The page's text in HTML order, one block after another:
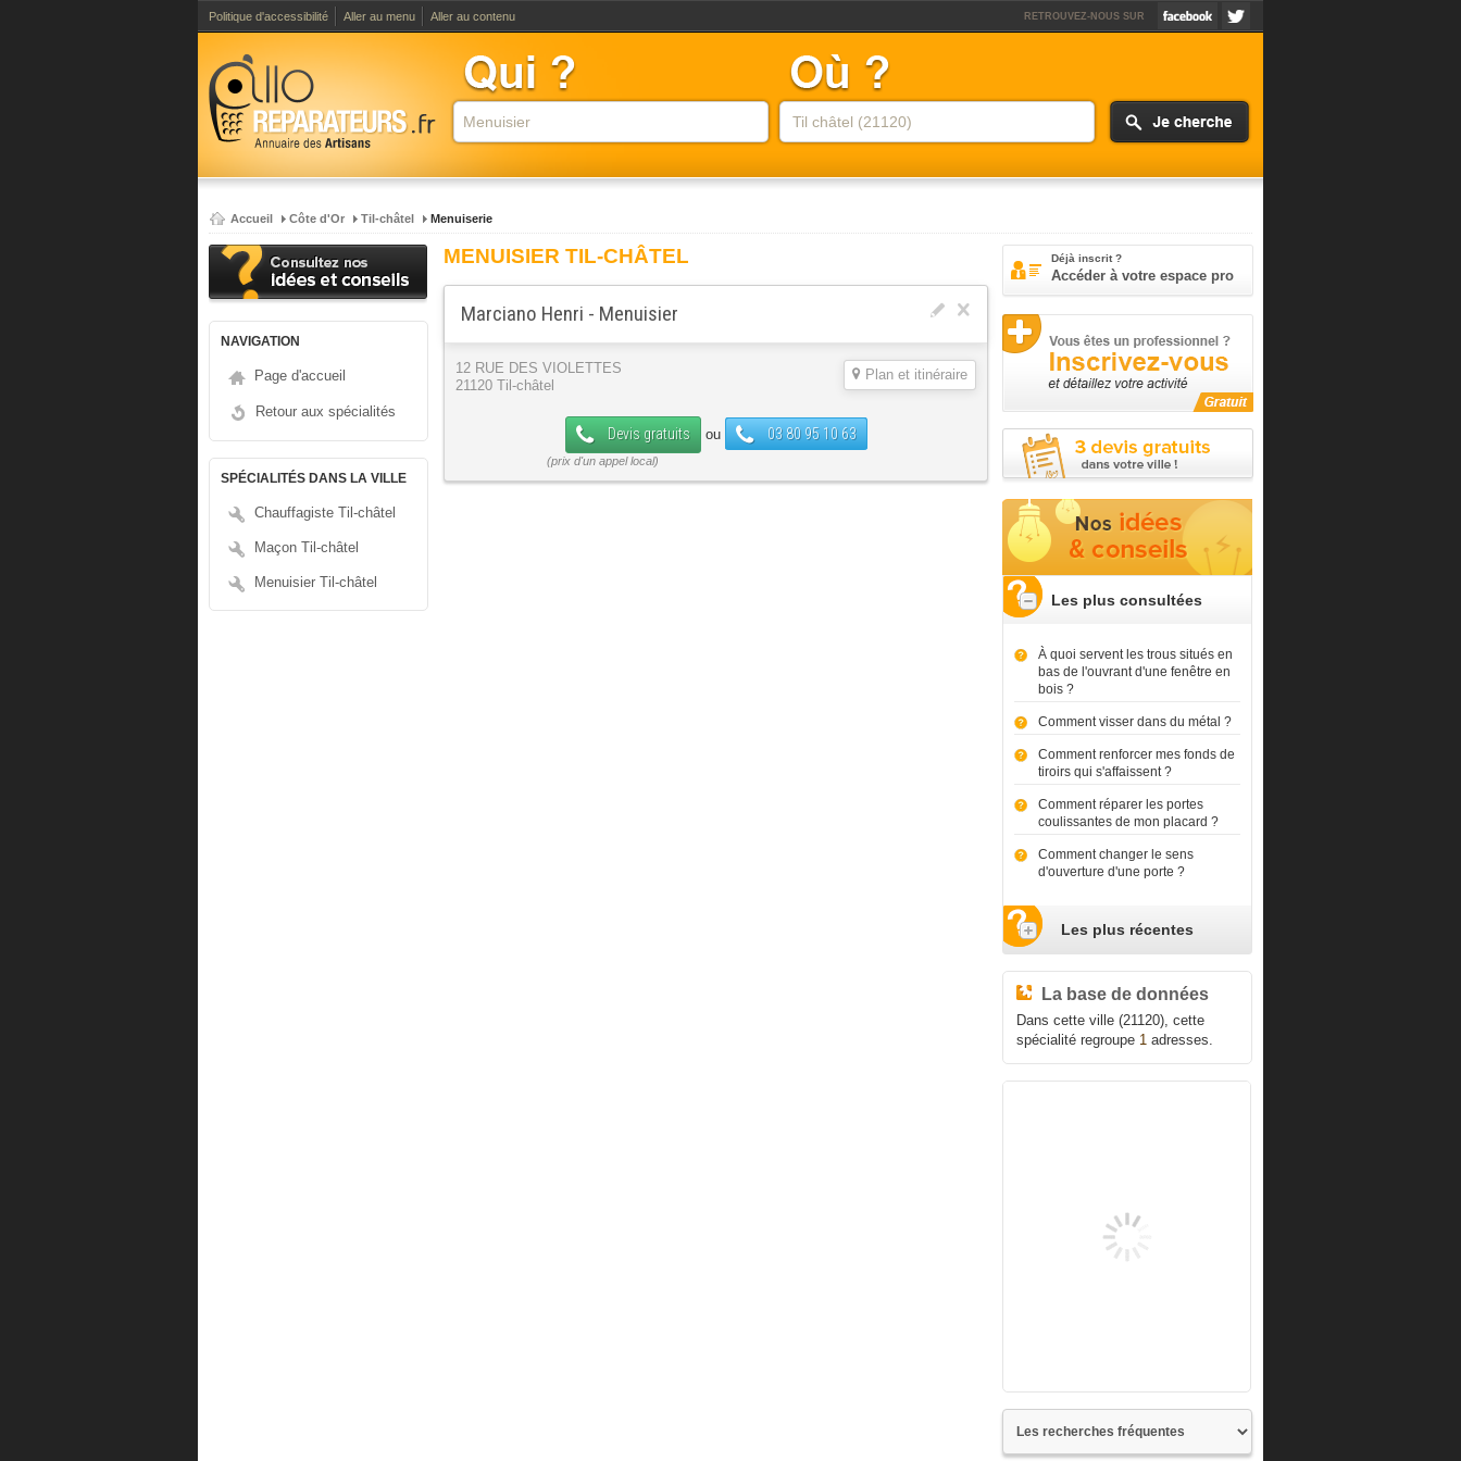
Politique d'accessibilité Aller au menu Aller au contenu RETROUVEZ-NOUS SUR
Accueil Côte d'Or Til-châtel Menuiserie
NAVIGATION
Page d'accueil
Retour aux spécialités
SPÉCIALITÉS DANS LA VILLE
Chauffagiste Til-châtel
Maçon Til-châtel
Menuisier Til-châtel
MENUISIER TIL-CHÂTEL
Marciano Henri - Menuisier
Plan et itinéraire
12 RUE DES VIOLETTES
21120 Til-châtel
Devis gratuits ou 03 80 95 10 63
Déjà inscrit ?
Accéder à votre espace pro
Les plus consultées
À quoi servent les trous situés en
bas de l'ouvrant d'une fenêtre en
bois ?
Comment visser dans du métal ?
Comment renforcer mes fonds de
tiroirs qui s'affaissent ?
Comment réparer les portes
coulissantes de mon placard ?
Comment changer le sens
d'ouverture d'une porte ?
Les plus récentes
La base de données
Dans cette ville (21120), cette
spécialité regroupe 1adresses.